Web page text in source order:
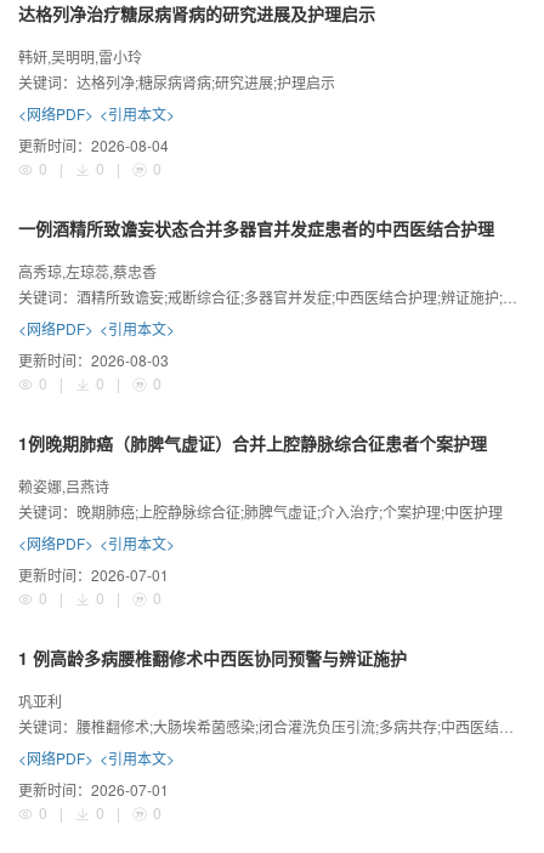
达格列净治疗糖尿病肾病的研究进展及护理启示
韩妍,吴明明,雷小玲
关键词： 达格列净;糖尿病肾病;研究进展;护理启示
<网络PDF> <引用本文>
更新时间： 2026-08-04
0
| 0 | 0
一例酒精所致谵妄状态合并多器官并发症患者的中西医结合护理
高秀琼,左琼蕊,蔡忠香
关键词： 酒精所致谵妄;戒断综合征;多器官并发症;中西医结合护理;辨证施护;耳穴贴压
<网络PDF> <引用本文>
更新时间： 2026-08-03
0
| 0 | 0
1例晚期肺癌（肺脾气虚证）合并上腔静脉综合征患者个案护理
赖姿娜,吕燕诗
关键词： 晚期肺癌;上腔静脉综合征;肺脾气虚证;介入治疗;个案护理;中医护理
<网络PDF> <引用本文>
更新时间： 2026-07-01
0
| 0 | 0
1 例高龄多病腰椎翻修术中西医协同预警与辨证施护
巩亚利
关键词： 腰椎翻修术;大肠埃希菌感染;闭合灌洗负压引流;多病共存;中西医结合护理
<网络PDF> <引用本文>
更新时间： 2026-07-01
0
| 0 | 0